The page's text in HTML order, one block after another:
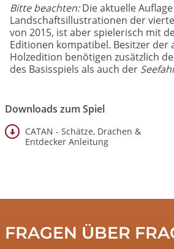
Bitte beachten:Die aktuelle
Landschaftsillustrationen der
von 2015, ist aber spielerisch mit
Editionen kompatibel. Besitzer der
Holzedition benötigen zusätzlich
des Basisspiels als auch der
Downloads zum Spiel
CATAN - Schätze, Drachen &
Entdecker Anleitung
FRAGEN ÜBER